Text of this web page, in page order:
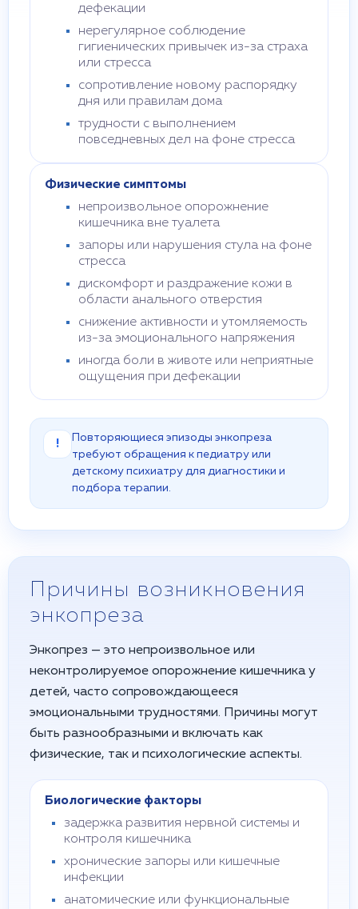
дефекации
нерегулярное соблюдение
гигиенических привычек из-за страха
или стресса
сопротивление новому распорядку
дня или правилам дома
трудности с выполнением
повседневных дел на фоне стресса
Физические симптомы
непроизвольное опорожнение
кишечника вне туалета
запоры или нарушения стула на фоне
стресса
дискомфорт и раздражение кожи в
области анального отверстия
снижение активности и утомляемость
из-за эмоционального напряжения
иногда боли в животе или неприятные
ощущения при дефекации
!
Повторяющиеся эпизоды энкопреза
требуют обращения к педиатру или
детскому психиатру для диагностики и
подбора терапии.
Причины возникновения
энкопреза
Энкопрез — это непроизвольное или
неконтролируемое опорожнение кишечника у
детей, часто сопровождающееся
эмоциональными трудностями. Причины могут
быть разнообразными и включать как
физические, так и психологические аспекты.
Биологические факторы
задержка развития нервной системы и
контроля кишечника
хронические запоры или кишечные
инфекции
анатомические или функциональные